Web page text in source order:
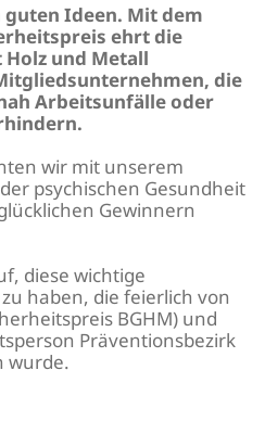
Ideen. Mit dem
ehrt die
und Metall
die
Arbeitsunfälle oder
wir mit unserem
psychischen Gesundheit
Gewinnern
diese wichtige
haben, die feierlich von
BGHM) und
Präventionsbezirk
wurde.